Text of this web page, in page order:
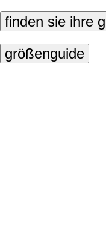
finden sie ihre
größenguide